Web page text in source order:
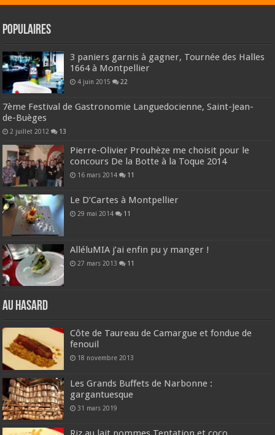
Populaires
3 paniers garnis à gagner, Tournée des Halles
1664 à Montpellier
4 juin 2015 22
7ème Festival de Gastronomie Languedocienne, Saint-Jean-
de-Buèges
2 juillet 2012 13
Pierre-Olivier Prouhèze me choisit pour le
concours De la Botte à la Toque 2014
16 mars 2014 11
Le D’Cartes à Montpellier
29 mai 2014 11
AlléluMIA j’ai enfin pu y manger !
27 mars 2013 11
Au hasard
Côte de Taureau de Camargue et fondue de
fenouil
18 novembre 2013
Les Grands Buffets de Narbonne :
gargantuesque
31 mars 2019